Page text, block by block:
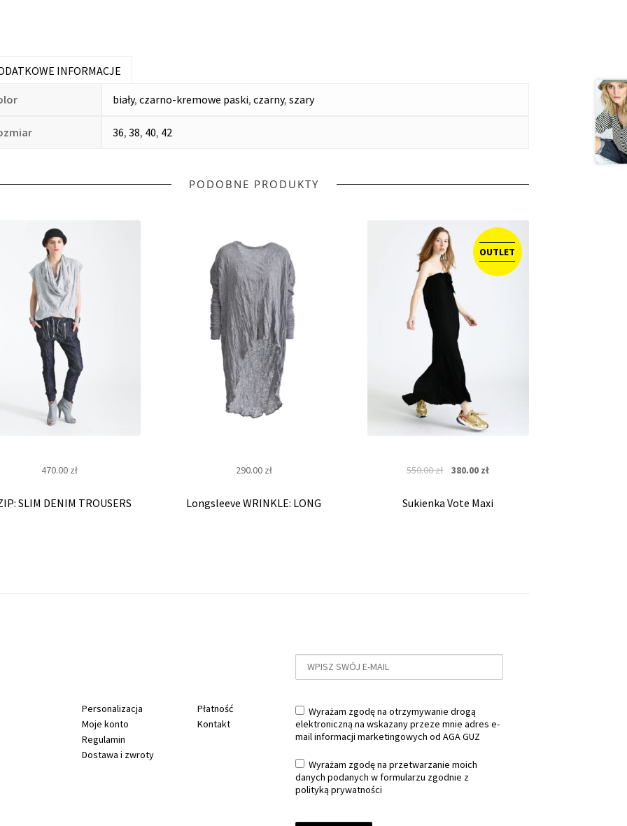
INFORMACJE
biały, czarno-kremowe paski, czarny, szary
36, 38, 40, 42
PODOBNE PRODUKTY
470.00 zł
SLIM DENIM TROUSERS
290.00 zł
Longsleeve WRINKLE: LONG
OUTLET
550.00zł
Original
was:
380.00 złCurrent
is:
Sukienka Vote Maxi
Personalizacja
Moje konto
Regulamin
Dostawa i zwroty
Płatność
Kontakt
Wyrażam zgodę na otrzymywanie drogą
elektroniczną na wskazany przeze mnie adres e-
mail informacji marketingowych od AGA GUZ
Wyrażam zgodę na przetwarzanie moich
danych podanych w formularzu zgodnie z
polityką prywatności